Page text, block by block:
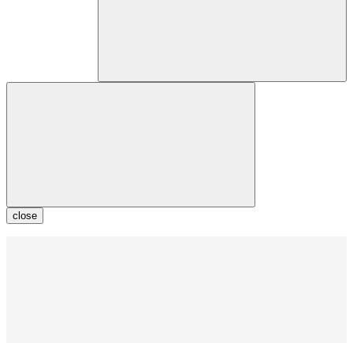
close